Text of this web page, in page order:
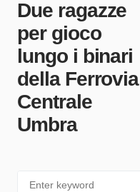
Due ragazze
per gioco
lungo i binari
della Ferrovia
Centrale
Umbra